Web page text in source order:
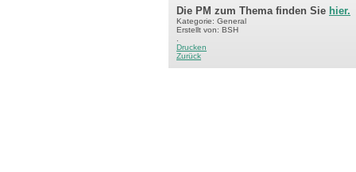
Die PM zum Thema finden Sie hier.
Kategorie: General
Erstellt von: BSH
Drucken
Zurück